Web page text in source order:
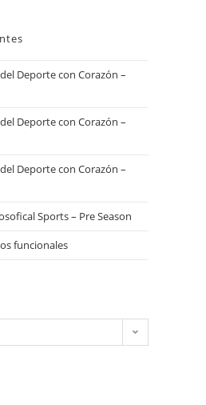
del Deporte con Corazón –
del Deporte con Corazón –
del Deporte con Corazón –
Sports – Pre Season
funcionales